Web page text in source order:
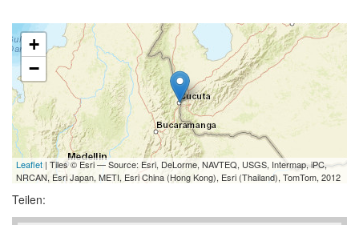
+
−
Leaflet | Tiles © Esri — Source: Esri, DeLorme, NAVTEQ, USGS, Intermap, iPC,
NRCAN, Esri Japan, METI, Esri China (Hong Kong), Esri (Thailand), TomTom, 2012
Teilen: